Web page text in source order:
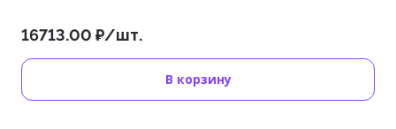
16713.00 ₽/шт.
В корзину